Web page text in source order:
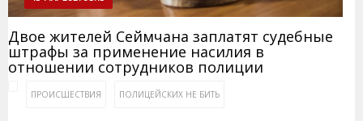
Двое жителей Сеймчана заплатят судебные
штрафы за применение насилия в
отношении сотрудников полиции
ПРОИСШЕСТВИЯ ПОЛИЦЕЙСКИХ НЕ БИТЬ